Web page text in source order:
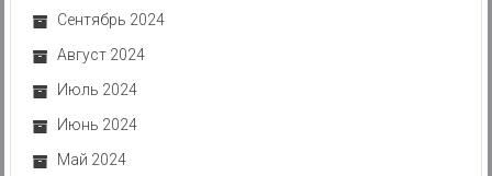
Сентябрь 2024
Август 2024
Июль 2024
Июнь 2024
Май 2024